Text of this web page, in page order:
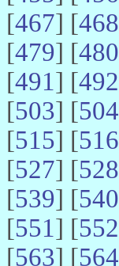
[467] [468
[479] [480
[491] [492
[503] [504
[515] [516
[527] [528
[539] [540
[551] [552
[563] [564